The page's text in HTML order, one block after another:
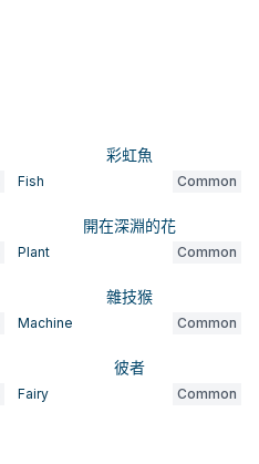
彩虹魚
Fish Common
開在深淵的花
Plant Common
雜技猴
Machine Common
彼者
Fairy Common